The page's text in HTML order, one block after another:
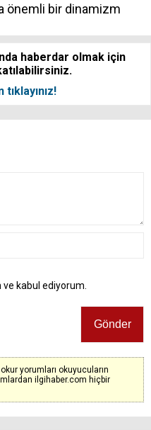
önemli bir dinamizm
haberdar olmak için
kabul ediyorum.
yorumları okuyucuların
ilgihaber.com hiçbir